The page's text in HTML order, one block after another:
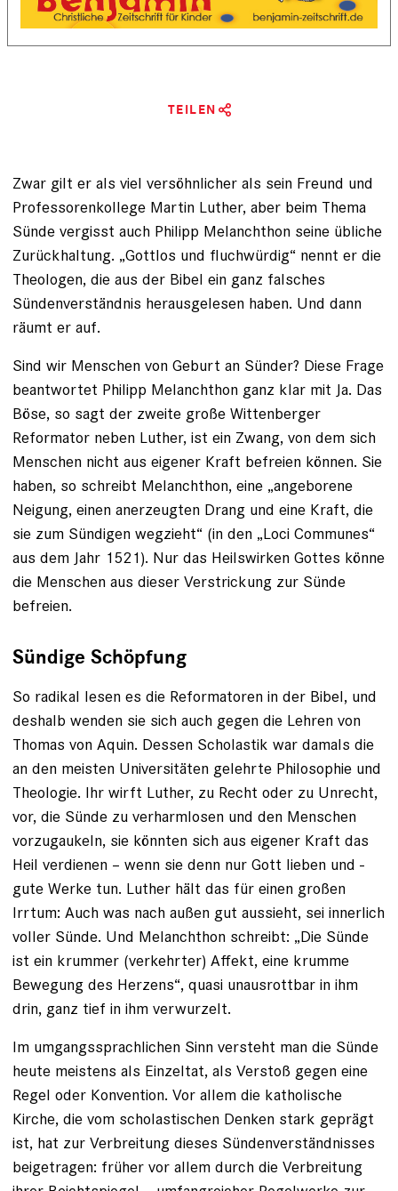
TEILEN
Zwar gilt er als viel versöhnlicher als sein Freund und
Professorenkollege Martin Luther, aber beim Thema
Sünde vergisst auch Philipp Melanchthon seine übliche
Zurückhaltung. „Gottlos und fluchwürdig“ nennt er die
Theologen, die aus der Bibel ein ganz ­falsches
Sündenverständnis herausge­lesen haben. Und dann
räumt er auf.
Sind wir Menschen von Geburt an Sünder? Diese Frage
beantwortet Philipp Melanchthon ganz klar mit Ja. Das
Böse, so sagt der zweite große Wittenberger
Reformator neben Luther, ist ein Zwang, von dem sich
Menschen nicht aus eigener ­Kraft befreien können. Sie
haben, so schreibt Melanchthon, eine „angeborene
Neigung, einen anerzeugten Drang und eine Kraft, die
sie zum Sündigen wegzieht“ (in den „Loci Communes“
aus dem Jahr 1521). Nur das Heilswirken Gottes könne
die Menschen aus dieser Ver­strickung zur Sünde
befreien.
Sündige Schöpfung
So radikal lesen es die Reformatoren in der Bibel, und
deshalb wenden sie sich auch gegen die Lehren von
Thomas von Aquin. Dessen Scholastik war damals die
an den meisten Universitäten ge­lehrte Philosophie und
Theologie. Ihr wirft ­Luther, zu Recht oder zu Unrecht,
vor, die Sünde zu verharmlosen und den Menschen
vorzugaukeln, sie könnten sich aus eigener Kraft das
Heil verdienen – wenn sie denn nur Gott lieben und ­
gute Werke tun. Luther hält das für einen großen
Irrtum: Auch was nach außen gut aussieht, sei innerlich
voller Sünde. Und Melanchthon schreibt: „Die Sünde
ist ein krummer (verkehrter) Affekt, eine krumme
Bewegung des Herzens“, quasi unausrottbar in ihm
drin, ganz tief in ihm verwurzelt.
Im umgangssprachlichen Sinn versteht man die Sünde
heute meistens als Einzeltat, als Verstoß gegen eine
Regel oder ­Konvention. Vor allem die katholische
Kirche, die vom scholastischen Denken stark geprägt
ist, hat zur Verbreitung ­dieses Sündenverständnisses
beigetragen: früher vor allem durch die Verbreitung